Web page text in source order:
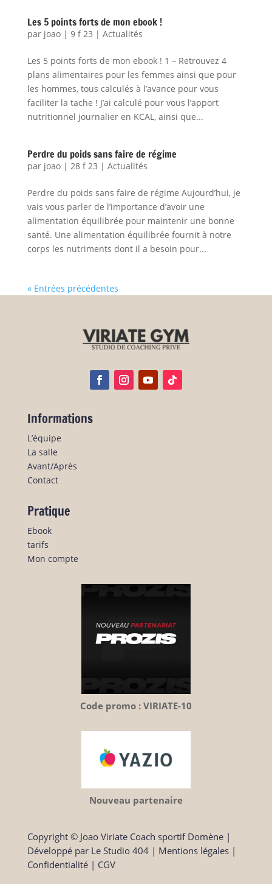
Les 5 points forts de mon ebook !
par joao| 9 f 23 | Actualités
Les 5 points forts de mon ebook ! 1 – Retrouvez 4
plans alimentaires pour les femmes ainsi que pour
les hommes, tous calculés à l’avance pour vous
faciliter la tache ! J’ai calculé pour vous l’apport
nutritionnel journalier en KCAL, ainsi que...
Perdre du poids sans faire de régime
par joao| 28 f 23 | Actualités
Perdre du poids sans faire de régime Aujourd’hui, je
vais vous parler de l’importance d’avoir une
alimentation équilibrée pour maintenir une bonne
santé. Une alimentation équilibrée fournit à notre
corps les nutriments dont il a besoin pour...
« Entrées précédentes
Informations
L’équipe
La salle
Avant/Après
Contact
Pratique
Ebook
tarifs
Mon compte
Code promo : VIRIATE-10
Nouveau partenaire
Copyright © Joao Viriate Coach sportif Domène |
Développé par Le Studio 404| Mentions légales|
Confidentialité| CGV